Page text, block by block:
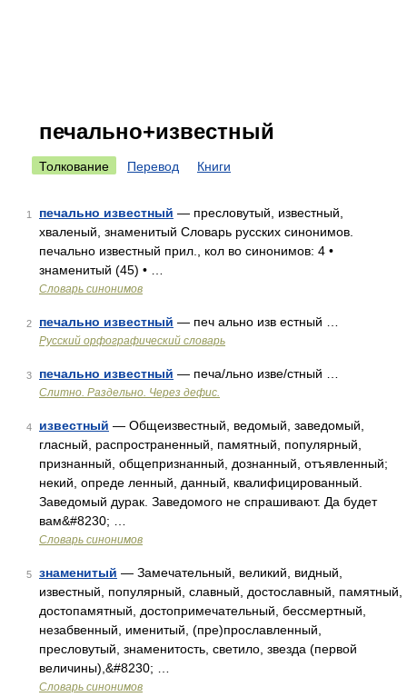
печально+известный
Толкование Перевод Книги
1 печально известный — пресловутый, известный,
хваленый, знаменитый Словарь русских синонимов.
печально известный прил., кол во синонимов: 4 •
знаменитый (45) • …
Словарь синонимов
2 печально известный — печ ально изв естный …
Русский орфографический словарь
3 печально известный — печа/льно изве/стный …
Слитно. Раздельно. Через дефис.
4 известный — Общеизвестный, ведомый, заведомый,
гласный, распространенный, памятный, популярный,
признанный, общепризнанный, дознанный, отъявленный;
некий, опреде ленный, данный, квалифицированный.
Заведомый дурак. Заведомого не спрашивают. Да будет
вам&#8230; …
Словарь синонимов
5 знаменитый — Замечательный, великий, видный,
известный, популярный, славный, достославный, памятный,
достопамятный, достопримечательный, бессмертный,
незабвенный, именитый, (пре)прославленный,
пресловутый, знаменитость, светило, звезда (первой
величины),&#8230; …
Словарь синонимов